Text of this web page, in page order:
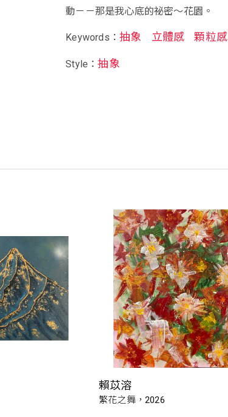
動－－那是我心底的祕密～花園。
Keywords：抽象 立體感 顆粒感
Style：抽象
賴苡溶
繁花之舞，2026